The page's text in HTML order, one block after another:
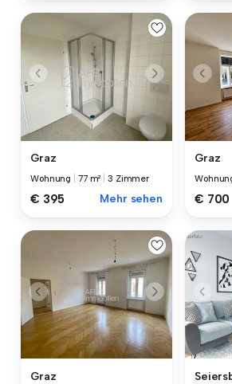
Graz
Wohnung 77 m² |3 Zimmer
€ 395 Mehr sehen
Graz
€ 700
Graz